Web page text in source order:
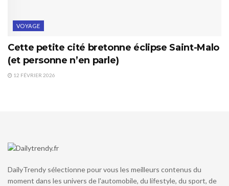
VOYAGE
Cette petite cité bretonne éclipse Saint-Malo
(et personne n’en parle)
12 FÉVRIER 2026
DailyTrendy sélectionne pour vous les meilleurs contenus du
moment dans les univers de l'automobile, du lifestyle, du sport, de